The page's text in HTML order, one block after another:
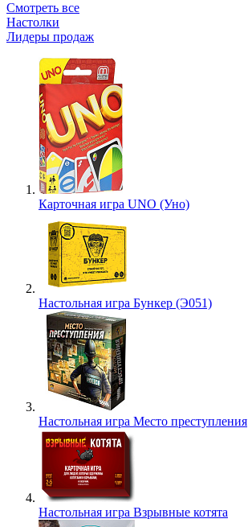
Смотреть все
Настолки
Лидеры продаж
Карточная игра UNO (Уно)
Настольная игра Бункер (Э051)
Настольная игра Место преступления
Настольная игра Взрывные котята